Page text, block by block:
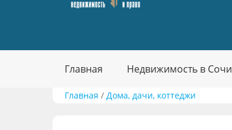
Главная Недвижимость в Сочи
Главная / Дома, дачи, коттеджи